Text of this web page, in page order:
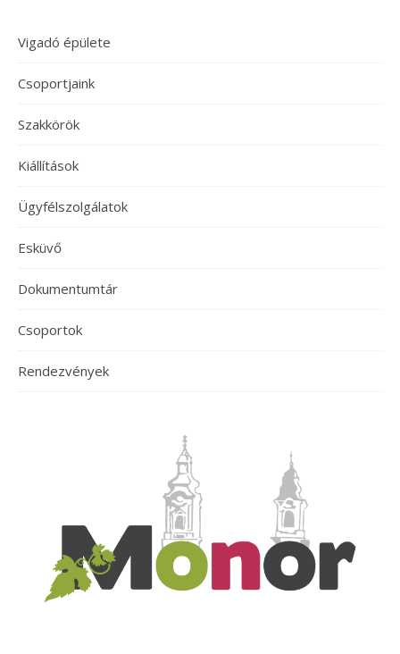
Vigadó épülete
Csoportjaink
Szakkörök
Kiállítások
Ügyfélszolgálatok
Esküvő
Dokumentumtár
Csoportok
Rendezvények